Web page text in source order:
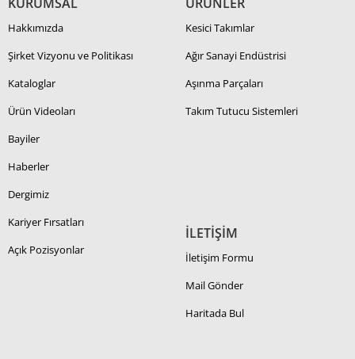
KURUMSAL
Hakkımızda
Şirket Vizyonu ve Politikası
Kataloglar
Ürün Videoları
Bayiler
Haberler
Dergimiz
Kariyer Fırsatları
Açık Pozisyonlar
ÜRÜNLER
Kesici Takımlar
Ağır Sanayi Endüstrisi
Aşınma Parçaları
Takım Tutucu Sistemleri
İLETİŞİM
İletişim Formu
Mail Gönder
Haritada Bul